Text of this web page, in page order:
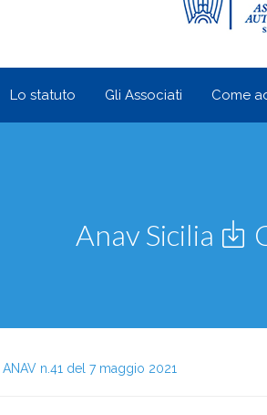
Lo statuto Gli Associati Come
Anav Sicilia
n.41 del 7 maggio 2021